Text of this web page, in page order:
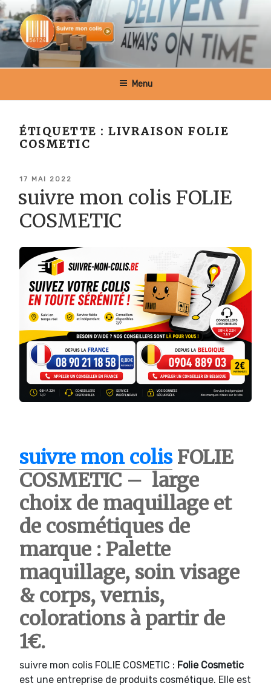
Aller
au
contenu
principal
SUIVRE MON COLIS BELGIQUE
Menu
ÉTIQUETTE :LIVRAISON FOLIE
COSMETIC
PUBLIÉ
17 MAI 2022
suivre mon colis FOLIE
COSMETIC
suivre mon colisFOLIE
COSMETIC – large
choix de maquillage et
de cosmétiques de
marque : Palette
maquillage, soin visage
& corps, vernis,
colorations à partir de
1€.
suivre mon colis FOLIE COSMETIC : Folie Cosmetic
est une entreprise de produits cosmétique. Elle est